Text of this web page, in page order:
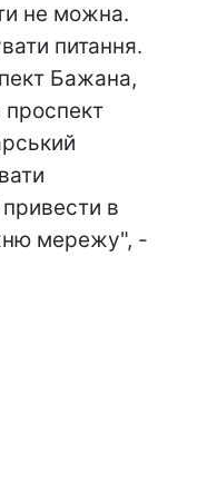
не можна.
питання.
Бажана,
проспект
в
мережу", -